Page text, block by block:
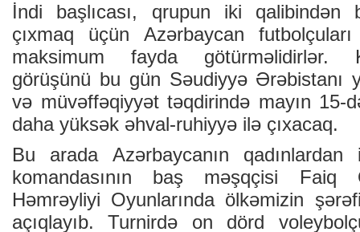
İndi başlıcası, qrupun iki qalibindən
çıxmaq üçün Azərbaycan
maksimum fayda götürməlidirlər.
görüşünü bu gün Səudiyyə Ərəbistanı
və müvəffəqiyyət təqdirində mayın 15-
daha yüksək əhval-ruhiyyə ilə çıxacaq.
Bu arada Azərbaycanın
komandasının baş məşqçisi
Həmrəyliyi Oyunlarında ölkəmizin
açıqlayıb. Turnirdə on dörd